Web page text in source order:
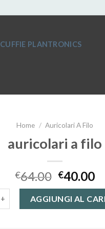
CUFFIE PLANTRONICS
Home / Auricolari A Filo
auricolari a filo
€64.00 €40.00
AGGIUNGI AL